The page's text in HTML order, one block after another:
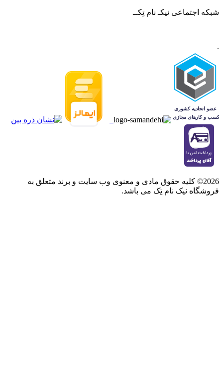
شبکه‌ اجتماعی نیکـ نام تِکــ
.
2026© کلیه حقوق مادی و معنوی وب سایت و برند متعلق به
فروشگاه نیک نام تِک می باشد.